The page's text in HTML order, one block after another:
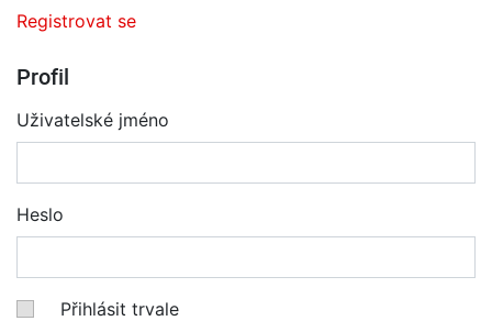
Registrovat se
Profil
Uživatelské jméno
Heslo
Přihlásit trvale